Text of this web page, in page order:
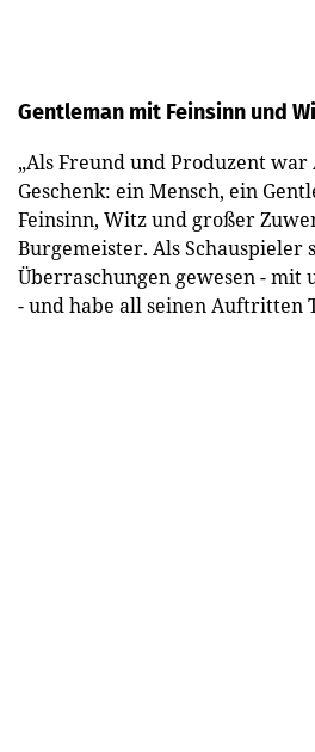
Gentleman mit Feinsinn und
„Als Freund und Produzent
Geschenk: ein Mensch, ein
Feinsinn, Witz und großer
Burgemeister. Als Schauspieler
Überraschungen gewesen -
- und habe all seinen Auftritten